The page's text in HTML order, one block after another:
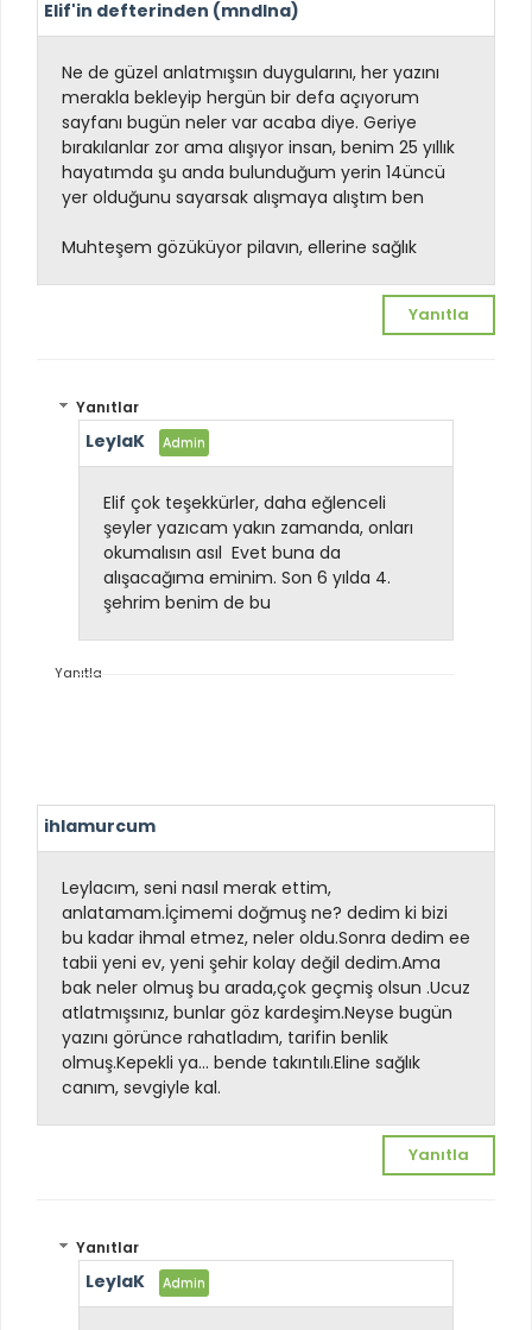
Elif'in defterinden (mndlna)
Ne de güzel anlatmışsın duygularını, her yazını
merakla bekleyip hergün bir defa açıyorum
sayfanı bugün neler var acaba diye. Geriye
bırakılanlar zor ama alışıyor insan, benim 25 yıllık
hayatımda şu anda bulunduğum yerin 14üncü
yer olduğunu sayarsak alışmaya alıştım ben
Muhteşem gözüküyor pilavın, ellerine sağlık
Yanıtla
Yanıtlar
LeylaK
Elif çok teşekkürler, daha eğlenceli
şeyler yazıcam yakın zamanda, onları
okumalısın asıl Evet buna da
alışacağıma eminim. Son 6 yılda 4.
şehrim benim de bu
Yanıtla
ihlamurcum
Leylacım, seni nasıl merak ettim,
anlatamam.İçimemi doğmuş ne? dedim ki bizi
bu kadar ihmal etmez, neler oldu.Sonra dedim ee
tabii yeni ev, yeni şehir kolay değil dedim.Ama
bak neler olmuş bu arada,çok geçmiş olsun .Ucuz
atlatmışsınız, bunlar göz kardeşim.Neyse bugün
yazını görünce rahatladım, tarifin benlik
olmuş.Kepekli ya... bende takıntılı.Eline sağlık
canım, sevgiyle kal.
Yanıtla
Yanıtlar
LeylaK